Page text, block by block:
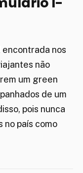
encontrada nos
não
um green
de um
pois nunca
no país como